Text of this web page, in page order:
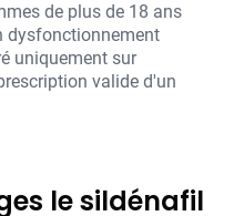
de plus de 18 ans
dysfonctionnement
uniquement sur
valide d'un
le sildénafil